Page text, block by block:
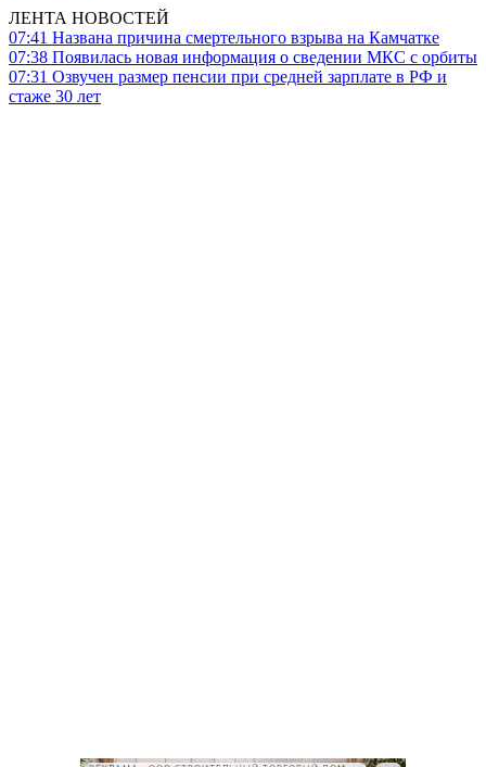
ЛЕНТА НОВОСТЕЙ
07:41 Названа причина смертельного взрыва на Камчатке
07:38 Появилась новая информация о сведении МКС с орбиты
07:31 Озвучен размер пенсии при средней зарплате в РФ и
стаже 30 лет